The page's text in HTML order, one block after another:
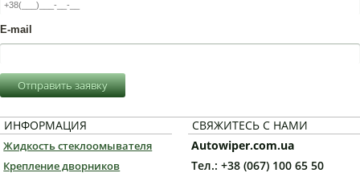
E-mail
Отправить заявку
ИНФОРМАЦИЯ
Жидкость стеклоомывателя
Крепление дворников
СВЯЖИТЕСЬ С НАМИ
Autowiper.com.ua
Тел.: +38 (067) 100 65 50